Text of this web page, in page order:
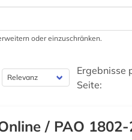
oder einzuschränken.
Ergebnisse
Seite:
/ PAO